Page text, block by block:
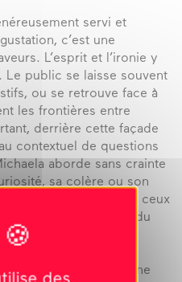
servi et
c’est une
L’esprit et l’ironie y
public se laisse souvent
ou se retrouve face à
les frontières entre
derrière cette façade
contextuel de questions
aborde sans crainte
sa colère ou son
ses blessures à ceux
les nuances du
quelques notes
patriarcat, la douce
bourgeois, ou une